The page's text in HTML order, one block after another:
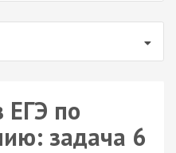
ЕГЭ по
задача 6